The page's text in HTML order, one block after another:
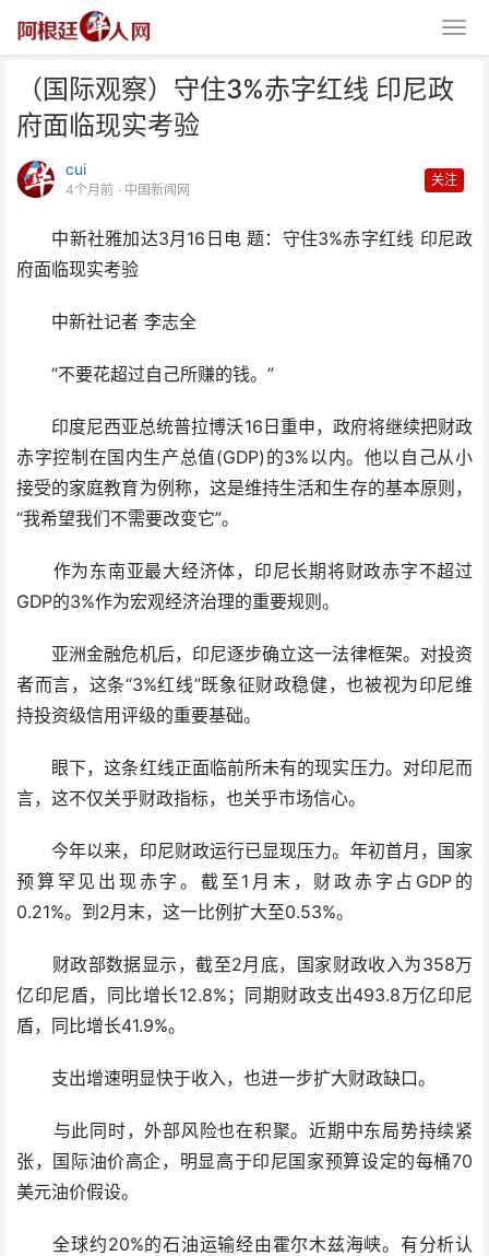
（国际观察）守住3%赤字红线 印尼政
府面临现实考验
cui
4个月前 · 中国新闻网
关注
中新社雅加达3月16日电 题：守住3%赤字红线 印尼政
府面临现实考验
中新社记者 李志全
“不要花超过自己所赚的钱。”
印度尼西亚总统普拉博沃16日重申，政府将继续把财政
赤字控制在国内生产总值(GDP)的3%以内。他以自己从小
接受的家庭教育为例称，这是维持生活和生存的基本原则，
“我希望我们不需要改变它”。
作为东南亚最大经济体，印尼长期将财政赤字不超过
GDP的3%作为宏观经济治理的重要规则。
亚洲金融危机后，印尼逐步确立这一法律框架。对投资
者而言，这条“3%红线”既象征财政稳健，也被视为印尼维
持投资级信用评级的重要基础。
眼下，这条红线正面临前所未有的现实压力。对印尼而
言，这不仅关乎财政指标，也关乎市场信心。
今年以来，印尼财政运行已显现压力。年初首月，国家
预算罕见出现赤字。截至1月末，财政赤字占GDP的
0.21%。到2月末，这一比例扩大至0.53%。
财政部数据显示，截至2月底，国家财政收入为358万
亿印尼盾，同比增长12.8%；同期财政支出493.8万亿印尼
盾，同比增长41.9%。
支出增速明显快于收入，也进一步扩大财政缺口。
与此同时，外部风险也在积聚。近期中东局势持续紧
张，国际油价高企，明显高于印尼国家预算设定的每桶70
美元油价假设。
全球约20%的石油运输经由霍尔木兹海峡。有分析认
（国际观察）守住3%赤字红线 印